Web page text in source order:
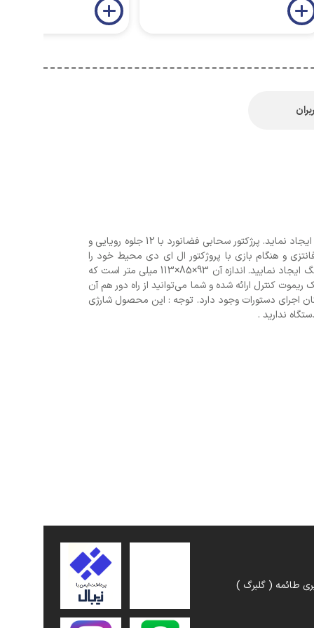
این پروژکتور با طرح فضانورد با ایجاد نورهای رویایی و رنگارنگ در تاریکی شب، میتواند فضایی بسیار جذاب و آرامش‌بخش را برای شما ایجاد نماید. پرژکتور سحابی فضانورد با 12 جلوه رویایی و
و هنگام بازی با پروژکتور ال ای دی محیط خود را
نورپردازی کنید. سر آن را می توان در 90 درجه و بازوهای آن را در 360 درجه به دلخواه تنظیم کرد و با ایجاد زاویه دلخواه؛ محیطی رنگارنگ ایجاد نمایید. اندازه آن 93×85×113 میلی متر است که
کنترل ارائه شده و شما می‌توانید از راه دور هم آن
اجرای دستورات وجود دارد. توجه : این محصول شارژی
ندارید .
طائمه ( گلبرگ )